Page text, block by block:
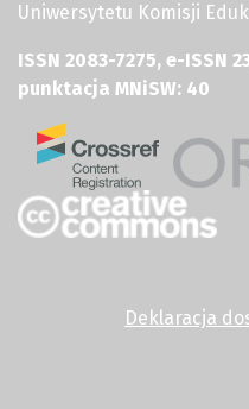
Uniwersytetu Komisji
ISSN 2083-7275, e-ISSN
punktacja MNiSW: 40
Deklaracja